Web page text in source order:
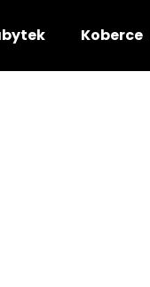
Koberce